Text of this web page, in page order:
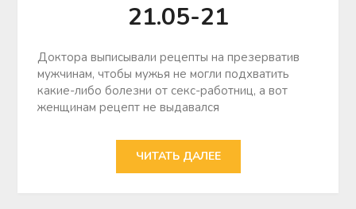
21.05-21
Доктора выписывали рецепты на презерватив
мужчинам, чтобы мужья не могли подхватить
какие-либо болезни от секс-работниц, а вот
женщинам рецепт не выдавался
ЧИТАТЬ ДАЛЕЕ